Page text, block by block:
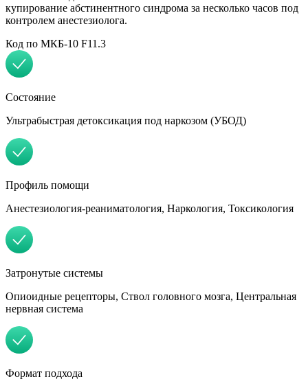
купирование абстинентного синдрома за несколько часов под
контролем анестезиолога.
Код по МКБ-10 F11.3
Состояние
Ультрабыстрая детоксикация под наркозом (УБОД)
Профиль помощи
Анестезиология-реаниматология, Наркология, Токсикология
Затронутые системы
Опиоидные рецепторы, Ствол головного мозга, Центральная
нервная система
Формат подхода